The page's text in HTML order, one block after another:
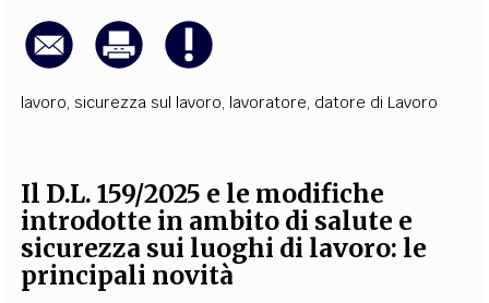
lavoro,sicurezza sul lavoro, lavoratore, datore di Lavoro
Il D.L. 159/2025 e le modifiche
introdotte in ambito di salute e
sicurezza sui luoghi di lavoro: le
principali novità